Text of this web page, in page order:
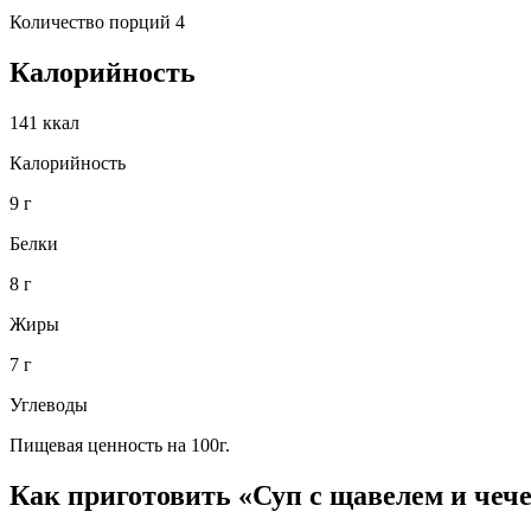
Количество порций 4
Калорийность
141 ккал
Калорийность
9 г
Белки
8 г
Жиры
7 г
Углеводы
Пищевая ценность на 100г.
Как приготовить «Суп с щавелем и